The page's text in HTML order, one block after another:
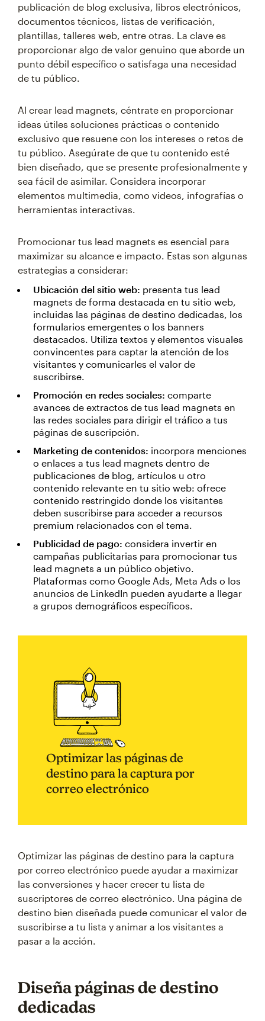
publicación de blog exclusiva, libros electrónicos,
documentos técnicos, listas de verificación,
plantillas, talleres web, entre otras. La clave es
proporcionar algo de valor genuino que aborde un
punto débil específico o satisfaga una necesidad
de tu público.
Al crear lead magnets, céntrate en proporcionar
ideas útiles soluciones prácticas o contenido
exclusivo que resuene con los intereses o retos de
tu público. Asegúrate de que tu contenido esté
bien diseñado, que se presente profesionalmente y
sea fácil de asimilar. Considera incorporar
elementos multimedia, como videos, infografías o
herramientas interactivas.
Promocionar tus lead magnets es esencial para
maximizar su alcance e impacto. Estas son algunas
estrategias a considerar:
Ubicación del sitio web: presenta tus lead
magnets de forma destacada en tu sitio web,
incluidas las páginas de destino dedicadas, los
formularios emergentes o los banners
destacados. Utiliza textos y elementos visuales
convincentes para captar la atención de los
visitantes y comunicarles el valor de
suscribirse.
Promoción en redes sociales: comparte
avances de extractos de tus lead magnets en
las redes sociales para dirigir el tráfico a tus
páginas de suscripción.
Marketing de contenidos: incorpora menciones
o enlaces a tus lead magnets dentro de
publicaciones de blog, artículos u otro
contenido relevante en tu sitio web: ofrece
contenido restringido donde los visitantes
deben suscribirse para acceder a recursos
premium relacionados con el tema.
Publicidad de pago: considera invertir en
campañas publicitarias para promocionar tus
lead magnets a un público objetivo.
Plataformas como Google Ads, Meta Ads o los
anuncios de LinkedIn pueden ayudarte a llegar
a grupos demográficos específicos.
Optimizar las páginas de
destino para la captura por
correo electrónico
Optimizar las páginas de destino para la captura
por correo electrónico puede ayudar a maximizar
las conversiones y hacer crecer tu lista de
suscriptores de correo electrónico. Una página de
destino bien diseñada puede comunicar el valor de
suscribirse a tu lista y animar a los visitantes a
pasar a la acción.
Diseña páginas de destino
dedicadas